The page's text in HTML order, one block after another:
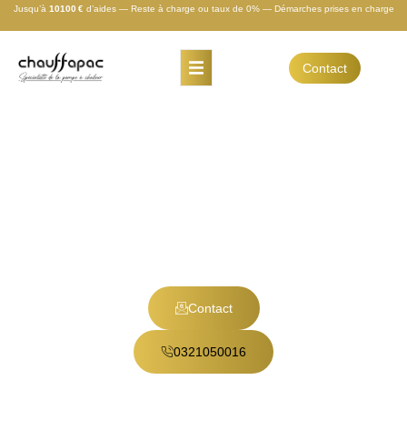
Jusqu’à 10100 € d’aides — Reste à charge ou taux de 0% — Démarches prises en charge
Contact
Contact
0321050016